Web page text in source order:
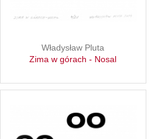
Władysław Pluta
Zima w górach - Nosal